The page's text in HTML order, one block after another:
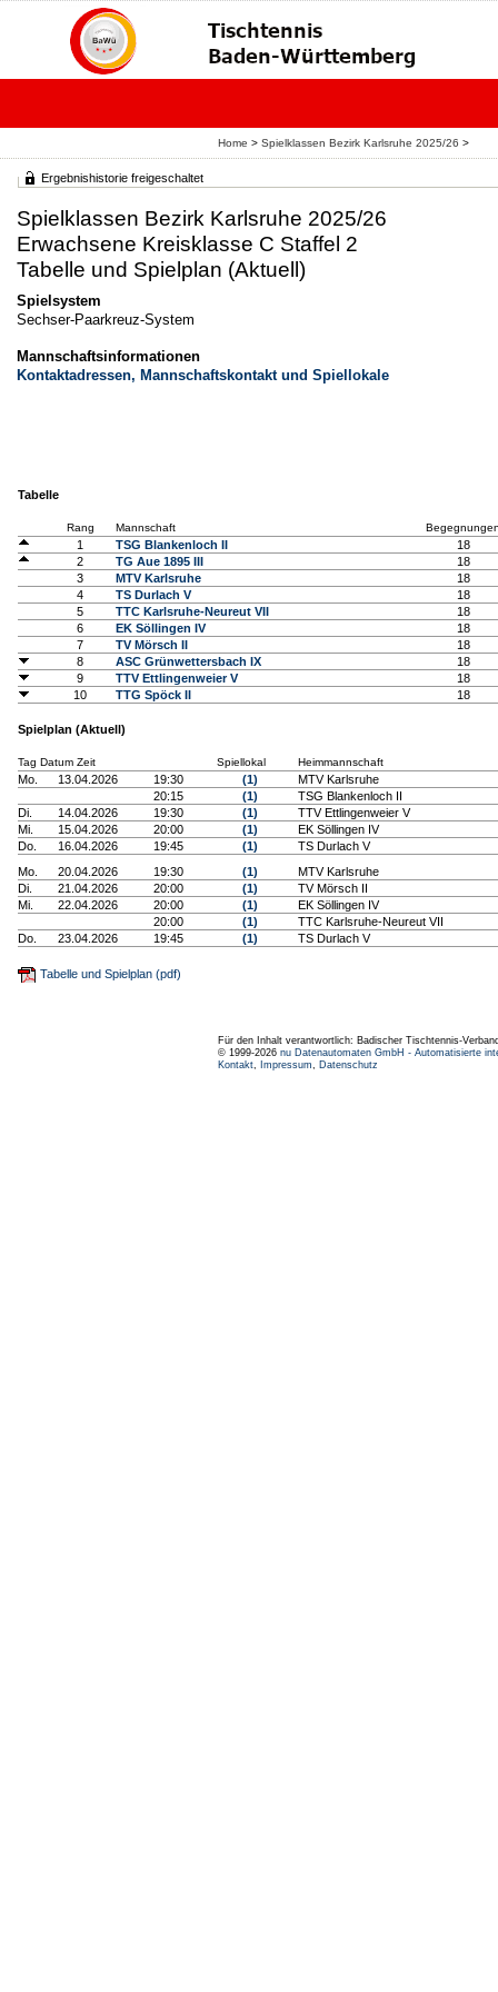
Home > Spielklassen Bezirk Karlsruhe 2025/26 >
Ergebnishistorie freigeschaltet
Spielklassen Bezirk Karlsruhe 2025/26
Erwachsene Kreisklasse C Staffel 2
Tabelle und Spielplan (Aktuell)
Spielsystem
Sechser-Paarkreuz-System
Mannschaftsinformationen
Kontaktadressen, Mannschaftskontakt und Spiellokale
Tabelle
Rang Mannschaft
1 TSG Blankenloch II
18
2
TG Aue 1895 III
18
3
MTV Karlsruhe
18
4
TS Durlach V
18
5
TTC Karlsruhe-Neureut VII
18
6
EK Söllingen IV
18
7
TV Mörsch II
18
8
ASC Grünwettersbach IX
18
9
TTV Ettlingenweier V
18
10
TTG Spöck II 18
Spielplan (Aktuell)
Tag Datum Zeit Spiellokal Heimmannschaft
Mo. 13.04.2026 19:30 (1)
MTV Karlsruhe
20:15
(1)
TSG Blankenloch II
Di.
14.04.2026 19:30 (1)
TTV Ettlingenweier V
Mi.
15.04.2026 20:00 (1)
EK Söllingen IV
Do.
16.04.2026 19:45 (1)
TS Durlach V
Mo.
20.04.2026 19:30 (1)
MTV Karlsruhe
Di.
21.04.2026 20:00 (1)
TV Mörsch II
Mi.
22.04.2026 20:00 (1)
EK Söllingen IV
20:00
(1)
TTC Karlsruhe-Neureut VII
Do.
23.04.2026 19:45 (1) TS Durlach V
Tabelle und Spielplan (pdf)
Für den Inhalt verantwortlich: Badischer Tischtennis-
© 1999-2026 nu Datenautomaten GmbH - Automatisierte
Kontakt, Impressum, Datenschutz